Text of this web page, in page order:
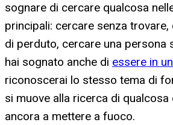
sognare di cercare qualcosa
principali: cercare senza
di perduto, cercare una persona
hai sognato anche di essere in
riconoscerai lo stesso tema di
si muove alla ricerca di
ancora a mettere a fuoco.